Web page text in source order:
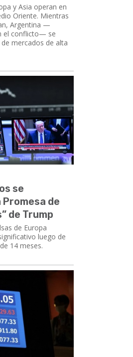
y Asia operan en
Oriente. Mientras
Argentina —
el conflicto— se
mercados de alta
se
de
de Trump
de Europa
luego de
14 meses.